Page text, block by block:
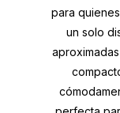
para
un solo